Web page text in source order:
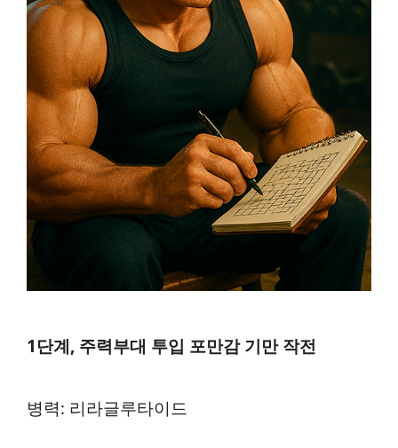
1단계, 주력부대 투입 포만감 기만 작전
병력: 리라글루타이드